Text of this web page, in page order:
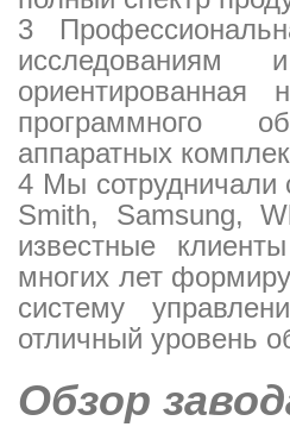
3
исследованиям
ориентированная
программного
аппаратных
4 Мы сотрудничали
Smith, Samsung,
известные
многих лет
систему
отличный уровень
Обзор